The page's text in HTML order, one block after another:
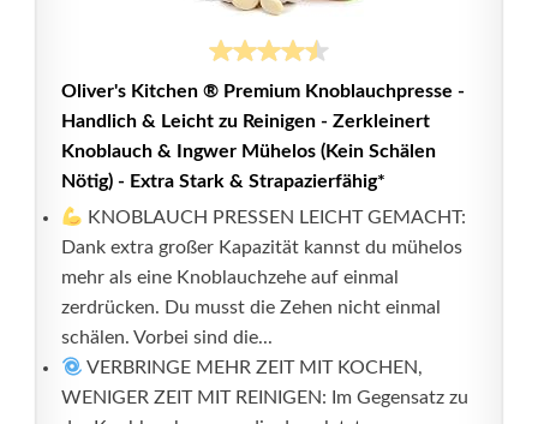
Oliver's Kitchen ® Premium Knoblauchpresse -
Handlich & Leicht zu Reinigen - Zerkleinert
Knoblauch & Ingwer Mühelos (Kein Schälen
Nötig) - Extra Stark & Strapazierfähig*
KNOBLAUCH PRESSEN LEICHT GEMACHT:
Dank extra großer Kapazität kannst du mühelos
mehr als eine Knoblauchzehe auf einmal
zerdrücken. Du musst die Zehen nicht einmal
schälen. Vorbei sind die...
VERBRINGE MEHR ZEIT MIT KOCHEN,
WENIGER ZEIT MIT REINIGEN: Im Gegensatz zu